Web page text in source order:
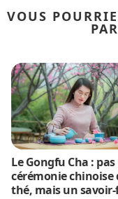
VOUS
Le Gongfu Cha :
cérémonie chinoise
thé, mais un